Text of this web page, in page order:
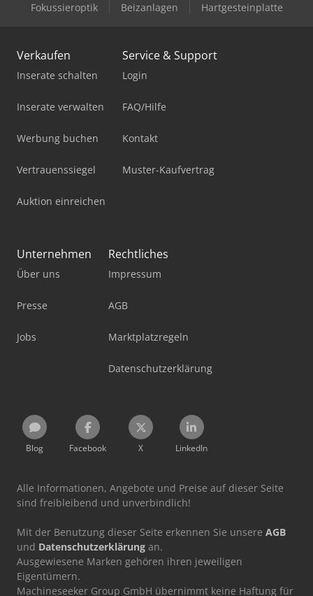
Fokussieroptik
Beizanlagen Hartgesteinplatte
Verkaufen
Inserate schalten
Inserate verwalten
Werbung buchen
Vertrauenssiegel
Auktion einreichen
Service & Support
Login
FAQ/Hilfe
Kontakt
Muster-Kaufvertrag
Unternehmen
Über uns
Presse
Jobs
Rechtliches
Impressum
AGB
Marktplatzregeln
Datenschutzerklärung
Blog Facebook X LinkedIn
Alle Informationen, Angebote und Preise auf dieser Seite
sind freibleibend und unverbindlich!
Mit der Benutzung dieser Seite erkennen Sie unsere AGB
und Datenschutzerklärung an.
Ausgewiesene Marken gehören ihren jeweiligen
Eigentümern.
Machineseeker Group GmbH übernimmt keine Haftung für